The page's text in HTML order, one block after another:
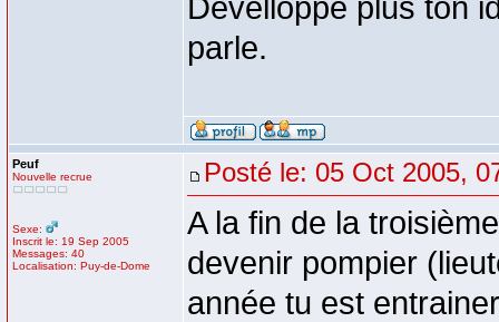
Dévelloppe plus ton
parle.
Peuf
Nouvelle recrue
Sexe:
Inscrit le: 19 Sep 2005
Messages: 40
Localisation: Puy-de-Dome
Posté le: 05 Oct 2005,
A la fin de la
devenir pompier
année tu est